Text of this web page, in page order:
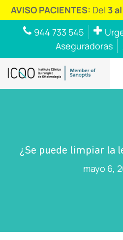
PACIENTES:Del3 al 6 de
944 733 545
Aseguradoras
¿Se puede limpiar la
mayo 6,